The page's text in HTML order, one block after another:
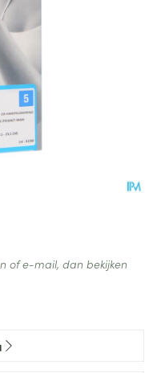
of e-mail, dan bekijken